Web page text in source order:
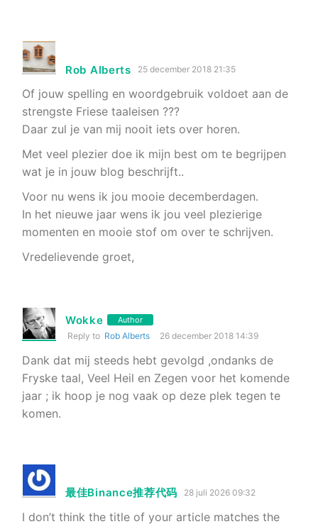
Rob Alberts 25 december 2018 21:35
Of jouw spelling en woordgebruik voldoet aan de
strengste Friese taaleisen ???
Daar zul je van mij nooit iets over horen.
Met veel plezier doe ik mijn best om te begrijpen
wat je in jouw blog beschrijft..
Voor nu wens ik jou mooie decemberdagen.
In het nieuwe jaar wens ik jou veel plezierige
momenten en mooie stof om over te schrijven.
Vredelievende groet,
Wokke Author
Reply to Rob Alberts 26 december 2018 14:39
Dank dat mij steeds hebt gevolgd ,ondanks de
Fryske taal, Veel Heil en Zegen voor het komende
jaar ; ik hoop je nog vaak op deze plek tegen te
komen.
最佳Binance推荐代码 28 juli 2026 09:32
I don’t think the title of your article matches the